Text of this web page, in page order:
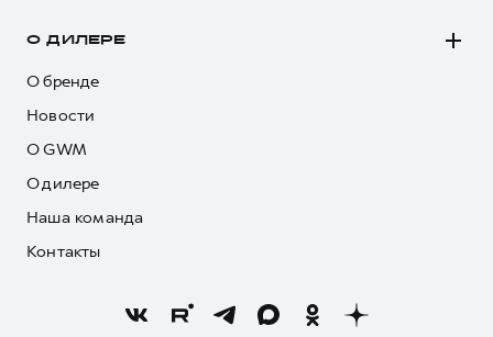
О ДИЛЕРЕ
О бренде
Новости
О GWM
О дилере
Наша команда
Контакты